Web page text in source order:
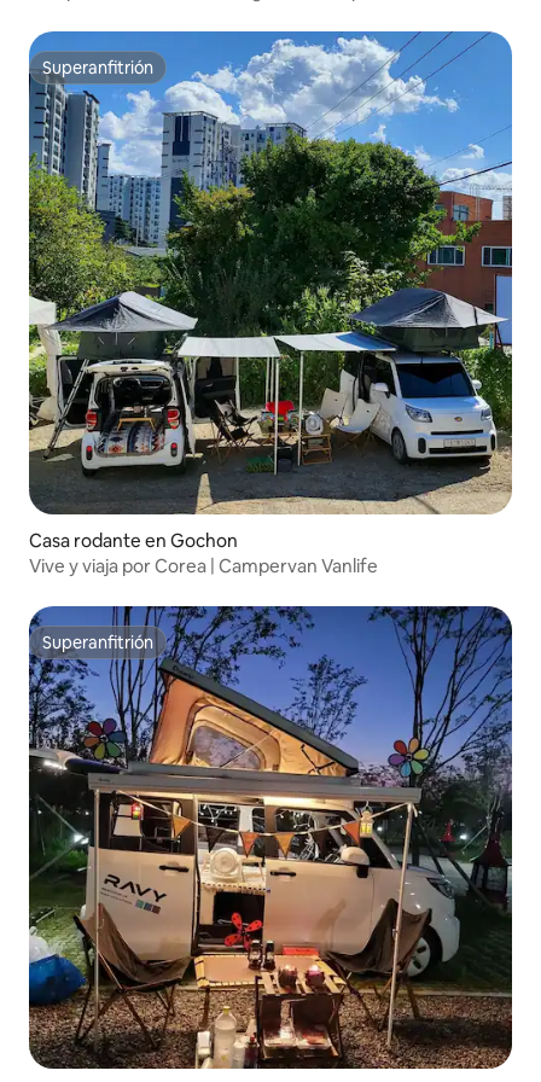
Superanfitrión
Superanfitrión
Casa rodante en Gochon
Vive y viaja por Corea | Campervan Vanlife
Superanfitrión
Superanfitrión